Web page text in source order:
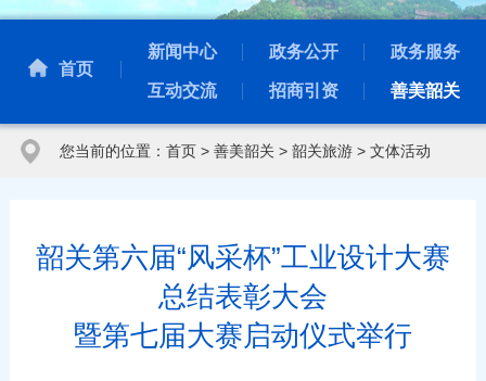
首页
新闻中心 政务公开 政务服务
互动交流 招商引资 善美韶关
您当前的位置： 首页> 善美韶关> 韶关旅游> 文体活动
韶关第六届“风采杯”工业设计大赛
总结表彰大会
暨第七届大赛启动仪式举行